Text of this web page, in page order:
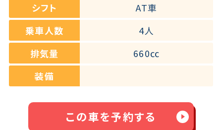
シフト
AT車
乗車人数
4人
排気量
660㏄
装備
この車を予約する